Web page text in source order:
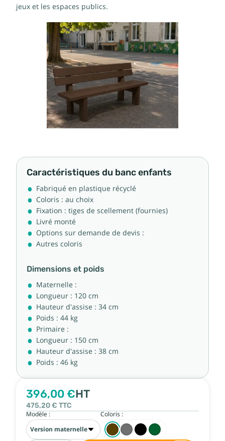
jeux et les espaces publics.
Caractéristiques du banc enfants
Fabriqué en plastique récyclé
Coloris : au choix
Fixation : tiges de scellement (fournies)
Livré monté
Options sur demande de devis :
Autres coloris
Dimensions et poids
Maternelle :
Longueur : 120 cm
Hauteur d'assise : 34 cm
Poids : 44 kg
Primaire :
Longueur : 150 cm
Hauteur d'assise : 38 cm
Poids : 46 kg
396,00 €HT
475,20 € TTC
Modèle : Coloris :